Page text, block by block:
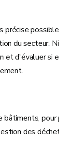
précise
du secteur.
et d'évaluer si
des